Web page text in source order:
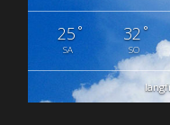
25°
SA
32 °
SO